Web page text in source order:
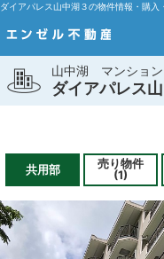
ダイアパレス山中湖３の物件情報・購
山中湖 マンション
ダイアパレス
共用部
売り物件
(1)